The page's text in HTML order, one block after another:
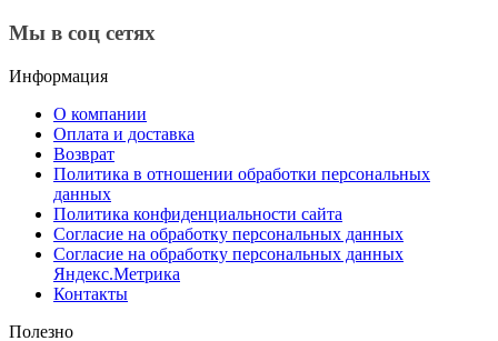
Мы в соц сетях
Информация
О компании
Оплата и доставка
Возврат
Политика в отношении обработки персональных
данных
Политика конфиденциальности сайта
Согласие на обработку персональных данных
Согласие на обработку персональных данных
Яндекс.Метрика
Контакты
Полезно